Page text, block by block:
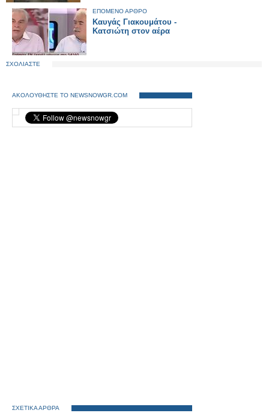
ΕΠΟΜΕΝΟ ΑΡΘΡΟ
Καυγάς Γιακουμάτου -
Κατσιώτη στον αέρα
ΣΧΟΛΙΑΣΤΕ
ΑΚΟΛΟΥΘΗΣΤΕ ΤΟ NEWSNOWGR.COM
ΣΧΕΤΙΚΑ ΑΡΘΡΑ